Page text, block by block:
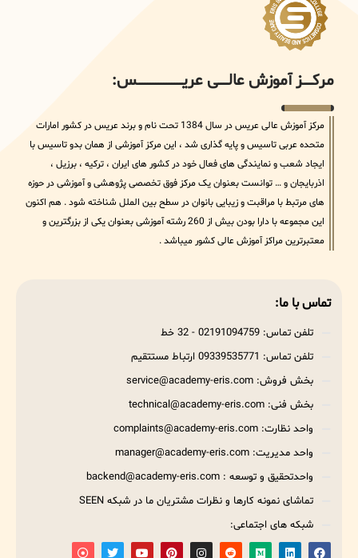
مرکــــــز آموزش عالــــــی عریــــــــــــــــــــــــــــس:
مرکز آموزش عالی عریس در سال 1384 تحت نام و برند عریس در کشور امارات
متحده عربی تاسیس و پایه گذاری شد ، این مرکز آموزشی از همان بدو تاسیس با
ایجاد شعب و نمایندگی های فعال خود در کشور های ایران ، ترکیه ، برزیل ،
اذربایجان و … توانست بعنوان یک مرکز فوق تخصصی پژوهشی و آموزشی در حوزه
های مرتبط با مراقبت و زیبایی بانوان در سطح بین الملل شناخته شود . هم اکنون
این مجموعه با دارا بودن بیش از 260 رشته آموزشی بعنوان یکی از بزرگترین و
معتبرترین مراکز آموزش عالی کشور میباشد .
تماس با ما:
تلفن تماس: 02191094759 - 32 خط
تلفن تماس: 09339535771 ارتباط مستتقیم
بخش فروش: service@academy-eris.com
بخش فنی: technical@academy-eris.com
واحد نظارت: complaints@academy-eris.com
واحد مدیریت: manager@academy-eris.com
واحدتحقیق و توسعه : backend@academy-eris.com
تماشای نمونه کارها و نظرات مشتریان ما در شبکه SEEN
شبکه های اجتماعی: